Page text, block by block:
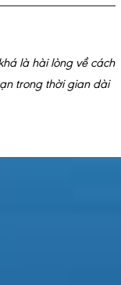
là hài lòng về cách
trong thời gian dài